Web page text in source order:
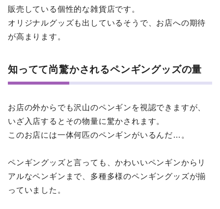
販売している個性的な雑貨店です。
オリジナルグッズも出しているそうで、お店への期待
が高まります。
知ってて尚驚かされるペンギングッズの量
お店の外からでも沢山のペンギンを視認できますが、
いざ入店するとその物量に驚かされます。
このお店には一体何匹のペンギンがいるんだ…。
ペンギングッズと言っても、かわいいペンギンからリ
アルなペンギンまで、多種多様のペンギングッズが揃
っていました。